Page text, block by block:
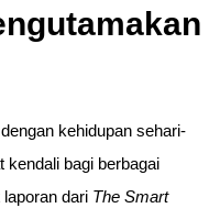
kehidupan sehari-
kendali bagi berbagai
dari The Smart